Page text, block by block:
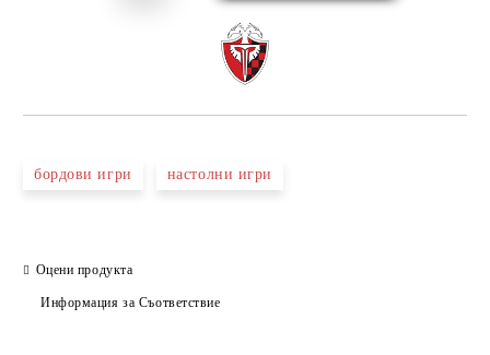
бордови игри настолни игри
Оцени продукта
Информация за Съответствие